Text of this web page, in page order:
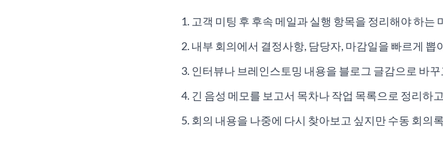
고객 미팅 후 후속 메일과 실행 항목을 정리해야 하는
내부 회의에서 결정사항, 담당자, 마감일을 빠르게 뽑
인터뷰나 브레인스토밍 내용을 블로그 글감으로 바
긴 음성 메모를 보고서 목차나 작업 목록으로 정리하
회의 내용을 나중에 다시 찾아보고 싶지만 수동 회의